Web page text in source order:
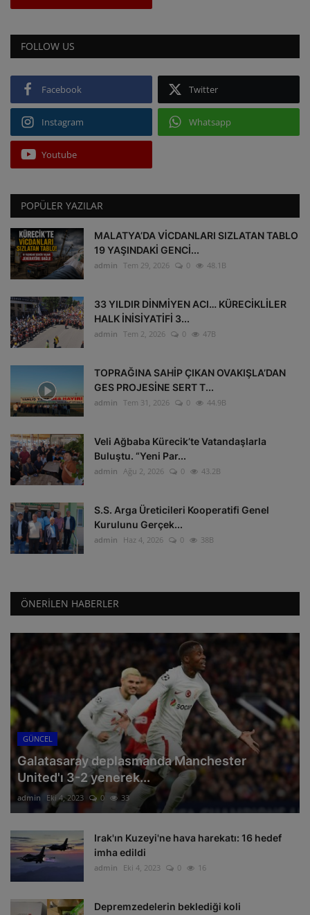
FOLLOW US
Facebook Twitter
Instagram Whatsapp
Youtube
POPÜLER YAZILAR
MALATYA’DA VİCDANLARI SIZLATAN TABLO
19 YAŞINDAKİ GENCİ...
admin Tem 29, 2026 0 48.1B
33 YILDIR DİNMİYEN ACI… KÜRECİKLİLER
HALK İNİSİYATİFİ 3...
admin Tem 2, 2026 0 47B
TOPRAĞINA SAHİP ÇIKAN OVAKIŞLA’DAN
GES PROJESİNE SERT T...
admin Tem 31, 2026 0 44.9B
Veli Ağbaba Kürecik’te Vatandaşlarla
Buluştu. “Yeni Par...
admin Ağu 2, 2026 0 43.2B
S.S. Arga Üreticileri Kooperatifi Genel
Kurulunu Gerçek...
admin Haz 4, 2026 0 38B
ÖNERILEN HABERLER
GÜNCEL
Galatasaray deplasmanda Manchester
United'ı 3-2 yenerek...
admin Eki 4, 2023 0 33
Irak'ın Kuzeyi'ne hava harekatı: 16 hedef
imha edildi
admin Eki 4, 2023 0 16
Depremzedelerin beklediği koli